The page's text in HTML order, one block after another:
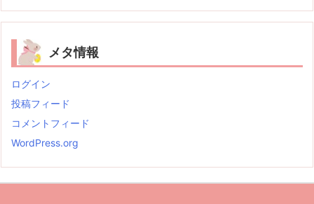
メタ情報
ログイン
投稿フィード
コメントフィード
WordPress.org